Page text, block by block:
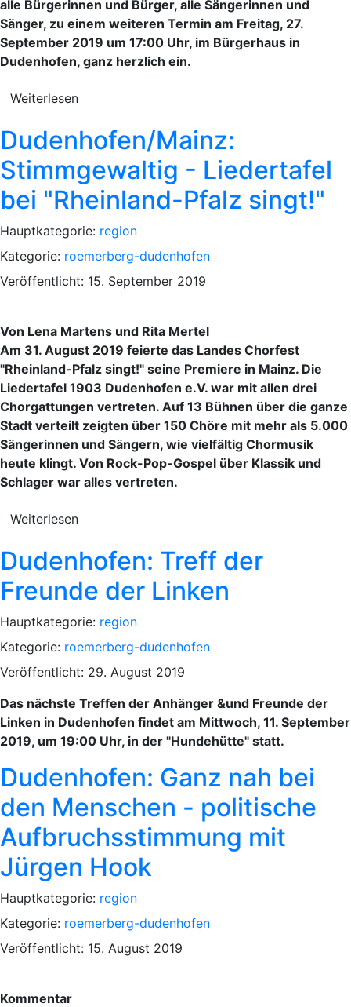
alle Bürgerinnen und Bürger, alle Sängerinnen und
Sänger, zu einem weiteren Termin am Freitag, 27.
September 2019 um 17:00 Uhr, im Bürgerhaus in
Dudenhofen, ganz herzlich ein.
Weiterlesen
Dudenhofen/Mainz:
Stimmgewaltig - Liedertafel
bei "Rheinland-Pfalz singt!"
Hauptkategorie: region
Kategorie: roemerberg-dudenhofen
Veröffentlicht: 15. September 2019
Von Lena Martens und Rita Mertel
Am 31. August 2019 feierte das Landes Chorfest
"Rheinland-Pfalz singt!" seine Premiere in Mainz. Die
Liedertafel 1903 Dudenhofen e.V. war mit allen drei
Chorgattungen vertreten. Auf 13 Bühnen über die ganze
Stadt verteilt zeigten über 150 Chöre mit mehr als 5.000
Sängerinnen und Sängern, wie vielfältig Chormusik
heute klingt. Von Rock-Pop-Gospel über Klassik und
Schlager war alles vertreten.
Weiterlesen
Dudenhofen: Treff der
Freunde der Linken
Hauptkategorie: region
Kategorie: roemerberg-dudenhofen
Veröffentlicht: 29. August 2019
Das nächste Treffen der Anhänger &und Freunde der
Linken in Dudenhofen findet am Mittwoch, 11. September
2019, um 19:00 Uhr, in der "Hundehütte" statt.
Dudenhofen: Ganz nah bei
den Menschen - politische
Aufbruchsstimmung mit
Jürgen Hook
Hauptkategorie: region
Kategorie: roemerberg-dudenhofen
Veröffentlicht: 15. August 2019
Kommentar